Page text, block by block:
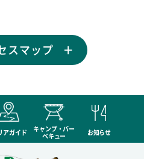
スマップ
アガイド
キャンプ・バー
ベキュー
お知らせ